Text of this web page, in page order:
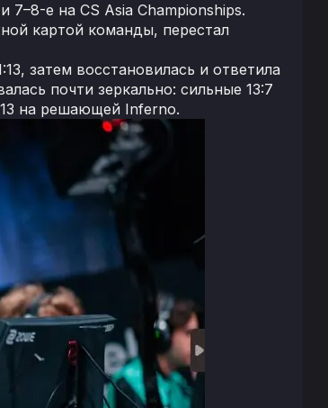
7–8-е на CS Asia Championships.
картой команды, перестал
затем восстановилась и ответила
почти зеркально: сильные 13:7
на решающей Inferno.